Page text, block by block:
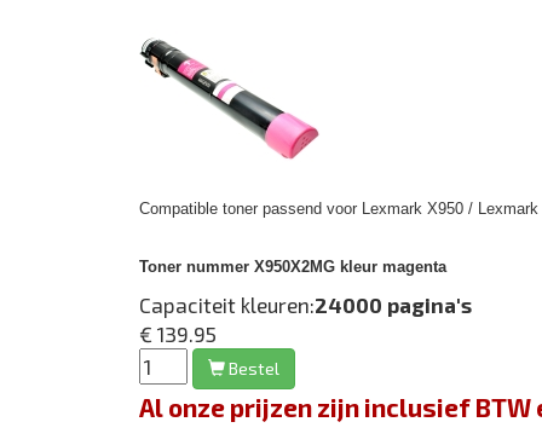
Compatible toner passend voor Lexmark X950 /
Toner nummer X950X2MG kleur magenta
Capaciteit kleuren:24000 pagina's
€ 139.95
Bestel
Al onze prijzen zijn inclusief